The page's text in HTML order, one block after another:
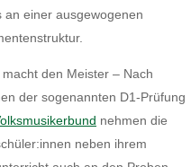
an einer ausgewogenen
macht den Meister – Nach
der sogenannten D1-Prüfung
nehmen die
neben ihrem